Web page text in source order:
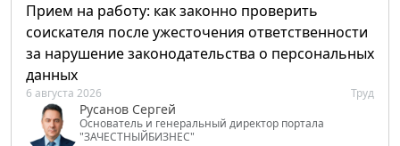
Прием на работу: как законно проверить
соискателя после ужесточения ответственности
за нарушение законодательства о персональных
данных
6 августа 2026 Труд
Русанов Сергей
Основатель и генеральный директор портала
"ЗАЧЕСТНЫЙБИЗНЕС"